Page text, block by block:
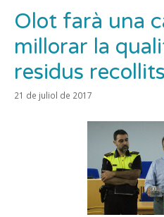
Olot farà una
millorar la
residus recollits
21 de juliol de 2017